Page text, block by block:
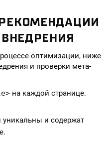
оптимизации, ниже
и проверки мета-
на каждой странице.
уникальны и содержат